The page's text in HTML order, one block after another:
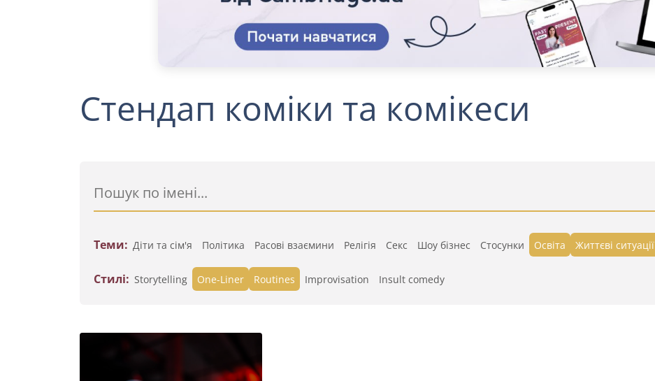
Стендап коміки та комікеси
Теми: Діти та сім'я Політика Расові взаємини Релігія Секс Шоу бізнес Стосунки Освіта Життєві ситуації
Стилі: Storytelling One-Liner Routines Improvisation Insult comedy